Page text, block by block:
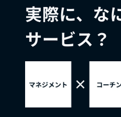
実際に、な
サービス？